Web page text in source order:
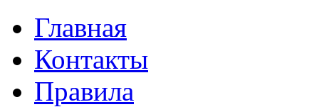
Главная
Контакты
Правила